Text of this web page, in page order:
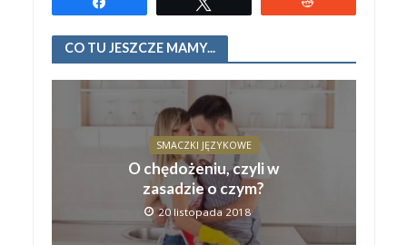
CO TU JESZCZE MAMY...
SMACZKI JĘZYKOWE
O chędożeniu, czyli w
zasadzie o czym?
20 listopada 2018